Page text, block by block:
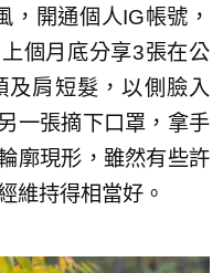
，開通個人IG帳號，
個月底分享3張在公
及肩短髮，以側臉入
一張摘下口罩，拿手
廓現形，雖然有些許
維持得相當好。